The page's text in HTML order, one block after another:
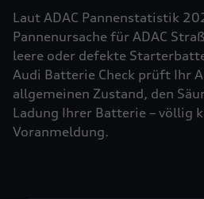
Laut ADAC Pannenstatistik
Pannenursache für ADAC
leere oder defekte
Audi Batterie Check prüft Ihr
allgemeinen Zustand, den
Ladung Ihrer Batterie – völlig
Voranmeldung.